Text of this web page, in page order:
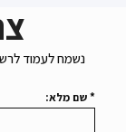
נשמח לעמוד לרשותכם
* שם מלא: